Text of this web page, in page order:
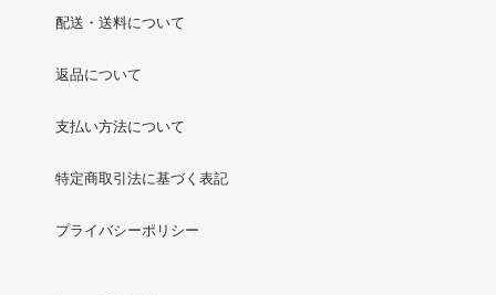
配送・送料について
返品について
支払い方法について
特定商取引法に基づく表記
プライバシーポリシー